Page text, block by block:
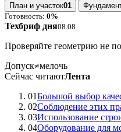
План и участок01
Готовность: 0%
Техбриф дня08.08
Проверяйте геометрию не
Допуск≠мелочь
Сейчас читаютЛента
01Большой выбор
02Соблюдение этих
03Использование
04Оборудование для